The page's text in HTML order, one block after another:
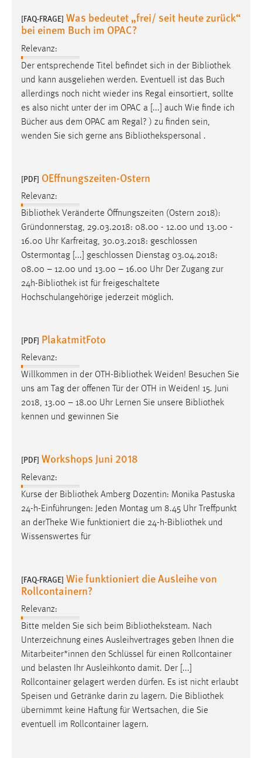
[FAQ-FRAGE] Was bedeutet „frei/ seit heute zurück“
bei einem Buch im OPAC?
Relevanz:
Der entsprechende Titel befindet sich in der Bibliothek
und kann ausgeliehen werden. Eventuell ist das Buch
allerdings noch nicht wieder ins Regal einsortiert, sollte
es also nicht unter der im OPAC a [...] auch Wie finde ich
Bücher aus dem OPAC am Regal? ) zu finden sein,
wenden Sie sich gerne ans Bibliothekspersonal .
[PDF] OEffnungszeiten-Ostern
Relevanz:
Bibliothek Veränderte Öffnungszeiten (Ostern 2018):
Gründonnerstag, 29.03.2018: 08.00 - 12.00 und 13.00 -
16.00 Uhr Karfreitag, 30.03.2018: geschlossen
Ostermontag [...] geschlossen Dienstag 03.04.2018:
08.00 – 12.00 und 13.00 – 16.00 Uhr Der Zugang zur
24h-Bibliothek ist für freigeschaltete
Hochschulangehörige jederzeit möglich.
[PDF] PlakatmitFoto
Relevanz:
Willkommen in der OTH-Bibliothek Weiden! Besuchen Sie
uns am Tag der offenen Tür der OTH in Weiden! 15. Juni
2018, 13.00 – 18.00 Uhr Lernen Sie unsere Bibliothek
kennen und gewinnen Sie
[PDF] Workshops Juni 2018
Relevanz:
Kurse der Bibliothek Amberg Dozentin: Monika Pastuska
24-h-Einführungen: Jeden Montag um 8.45 Uhr Treffpunkt
an derTheke Wie funktioniert die 24-h-Bibliothek und
Wissenswertes für
[FAQ-FRAGE] Wie funktioniert die Ausleihe von
Rollcontainern?
Relevanz:
Bitte melden Sie sich beim Bibliotheksteam. Nach
Unterzeichnung eines Ausleihvertrages geben Ihnen die
Mitarbeiter*innen den Schlüssel für einen Rollcontainer
und belasten Ihr Ausleihkonto damit. Der [...]
Rollcontainer gelagert werden dürfen. Es ist nicht erlaubt
Speisen und Getränke darin zu lagern. Die Bibliothek
übernimmt keine Haftung für Wertsachen, die Sie
eventuell im Rollcontainer lagern.